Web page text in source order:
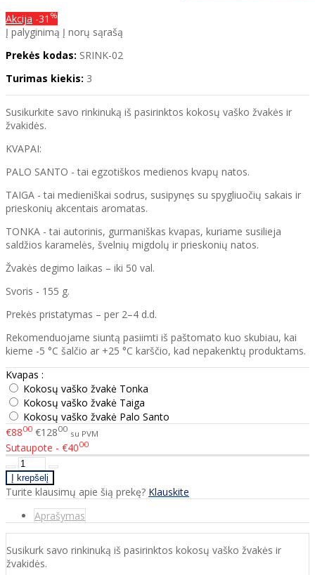
Akcija -31 %
Į palyginimą Į norų sąrašą
Prekės kodas: SRINK-02
Turimas kiekis: 3
Susikurkite savo rinkinuką iš pasirinktos kokosų vaško žvakės ir
žvakidės.
KVAPAI:
PALO SANTO - tai egzotiškos medienos kvapų natos.
TAIGA - tai medieniškai sodrus, susipynęs su spygliuočių sakais ir
prieskonių akcentais aromatas.
TONKA - tai autorinis, gurmaniškas kvapas, kuriame susilieja
saldžios karamelės, švelnių migdolų ir prieskonių natos.
Žvakės degimo laikas – iki 50 val.
Svoris - 155 g.
Prekės pristatymas – per 2–4 d.d.
Rekomenduojame siuntą pasiimti iš paštomato kuo skubiau, kai
kieme -5 °C šalčio ar +25 °C karščio, kad nepakenktų produktams.
Kvapas :
Kokosų vaško žvakė Tonka
Kokosų vaško žvakė Taiga
Kokosų vaško žvakė Palo Santo
€8800 €12800 su PVM
Sutaupote - €4000
Turite klausimų apie šią prekę? Klauskite
Aprašymas
Susikurk savo rinkinuką iš pasirinktos kokosų vaško žvakės ir
žvakidės.